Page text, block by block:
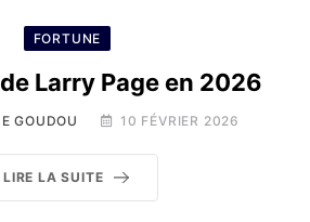
FORTUNE
Larry Page en 2026
GOUDOU 10 FÉVRIER 2026
LIRE LA SUITE